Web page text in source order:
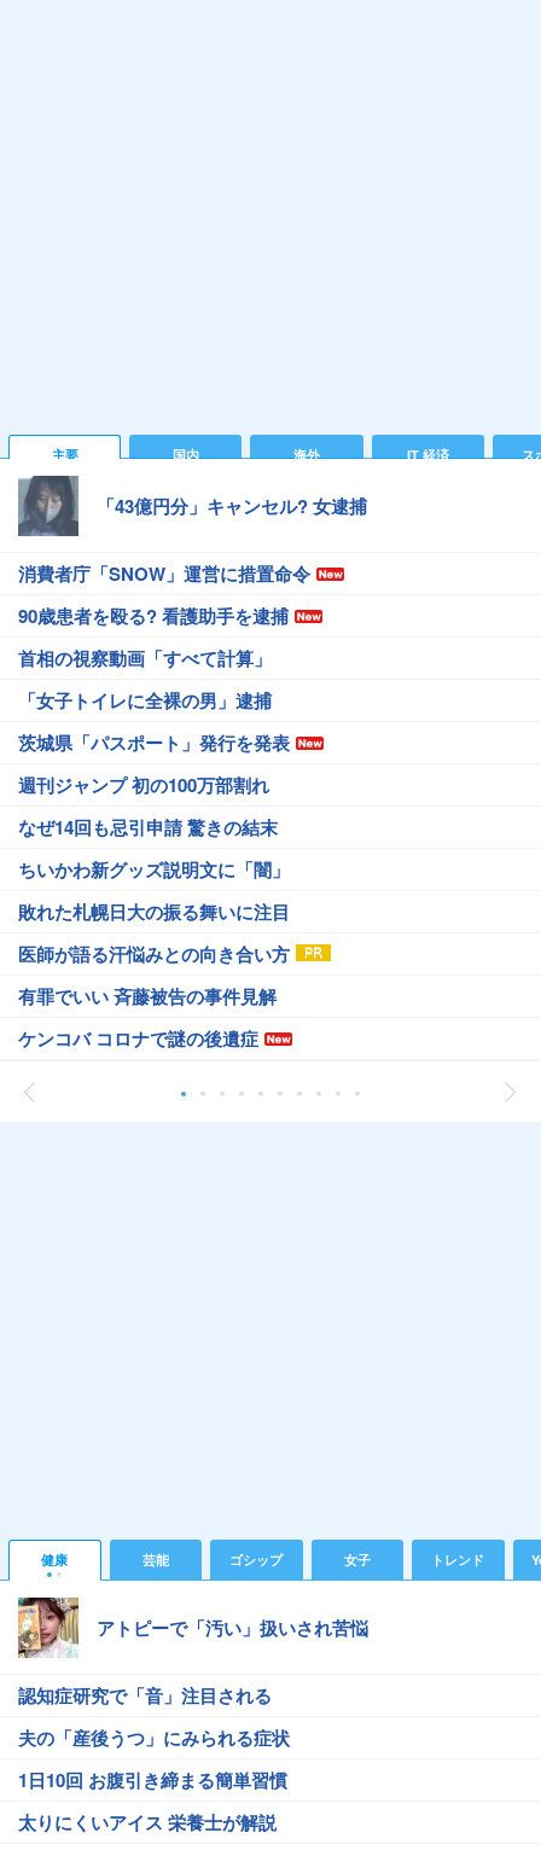
主要 国内 海外 IT 経済 ス
「43億円分」キャンセル? 女逮捕
消費者庁「SNOW」運営に措置命令
90歳患者を殴る? 看護助手を逮捕
首相の視察動画「すべて計算」
「女子トイレに全裸の男」逮捕
茨城県「パスポート」発行を発表
週刊ジャンプ 初の100万部割れ
なぜ14回も忌引申請 驚きの結末
ちいかわ新グッズ説明文に「闇」
敗れた札幌日大の振る舞いに注目
医師が語る汗悩みとの向き合い方
有罪でいい 斉藤被告の事件見解
ケンコバ コロナで謎の後遺症
健康 芸能 ゴシップ 女子 トレンド
アトピーで「汚い」扱いされ苦悩
認知症研究で「音」注目される
夫の「産後うつ」にみられる症状
1日10回 お腹引き締まる簡単習慣
太りにくいアイス 栄養士が解説